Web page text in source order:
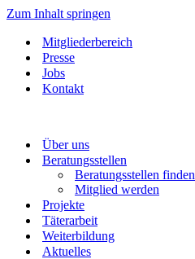
Zum Inhalt springen
Mitgliederbereich
Presse
Jobs
Kontakt
Über uns
Beratungsstellen
Beratungsstellen finden
Mitglied werden
Projekte
Täterarbeit
Weiterbildung
Aktuelles